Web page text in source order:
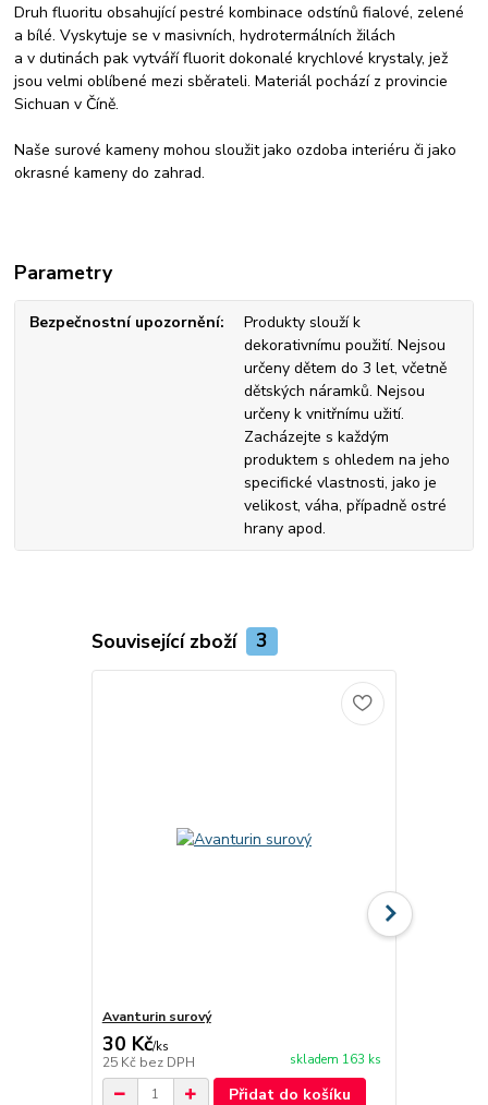
Druh fluoritu obsahující pestré kombinace odstínů fialové, zelené
a bílé. Vyskytuje se v masivních, hydrotermálních žilách
a v dutinách pak vytváří fluorit dokonalé krychlové krystaly, jež
jsou velmi oblíbené mezi sběrateli. Materiál pochází z provincie
Sichuan v Číně.
Naše surové kameny mohou sloužit jako ozdoba interiéru či jako
okrasné kameny do zahrad.
Parametry
Bezpečnostní upozornění
Produkty slouží k
dekorativnímu použití. Nejsou
určeny dětem do 3 let, včetně
dětských náramků. Nejsou
určeny k vnitřnímu užití.
Zacházejte s každým
produktem s ohledem na jeho
specifické vlastnosti, jako je
velikost, váha, případně ostré
hrany apod.
Související zboží 3
Avanturin surový
30 Kč/ks
25 Kč bez DPH skladem 163 ks
Přidat do košíku